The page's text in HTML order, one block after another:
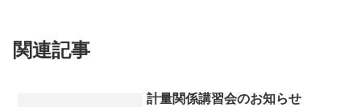
関連記事
計量関係講習会のお知らせ